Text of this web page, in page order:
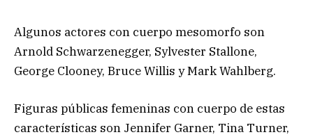
Algunos actores con cuerpo mesomorfo son
Arnold Schwarzenegger, Sylvester Stallone,
George Clooney, Bruce Willis y Mark Wahlberg.
Figuras públicas femeninas con cuerpo de estas
características son Jennifer Garner, Tina Turner,